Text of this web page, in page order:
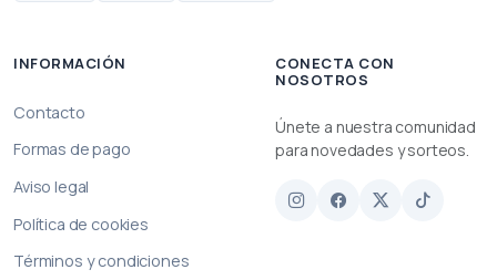
INFORMACIÓN
Contacto
Formas de pago
Aviso legal
Política de cookies
Términos y condiciones
CONECTA CON
NOSOTROS
Únete a nuestra comunidad
para novedades y sorteos.